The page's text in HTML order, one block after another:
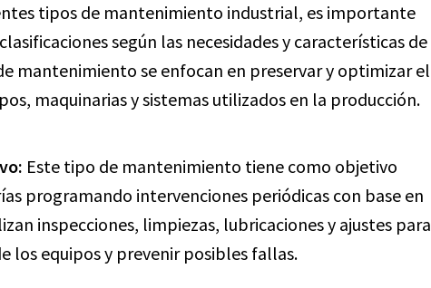
tipos de mantenimiento industrial, es importante
según las necesidades y características de
mantenimiento se enfocan en preservar y optimizar el
maquinarias y sistemas utilizados en la producción.
Este tipo de mantenimiento tiene como objetivo
programando intervenciones periódicas con base en
inspecciones, limpiezas, lubricaciones y ajustes para
los equipos y prevenir posibles fallas.